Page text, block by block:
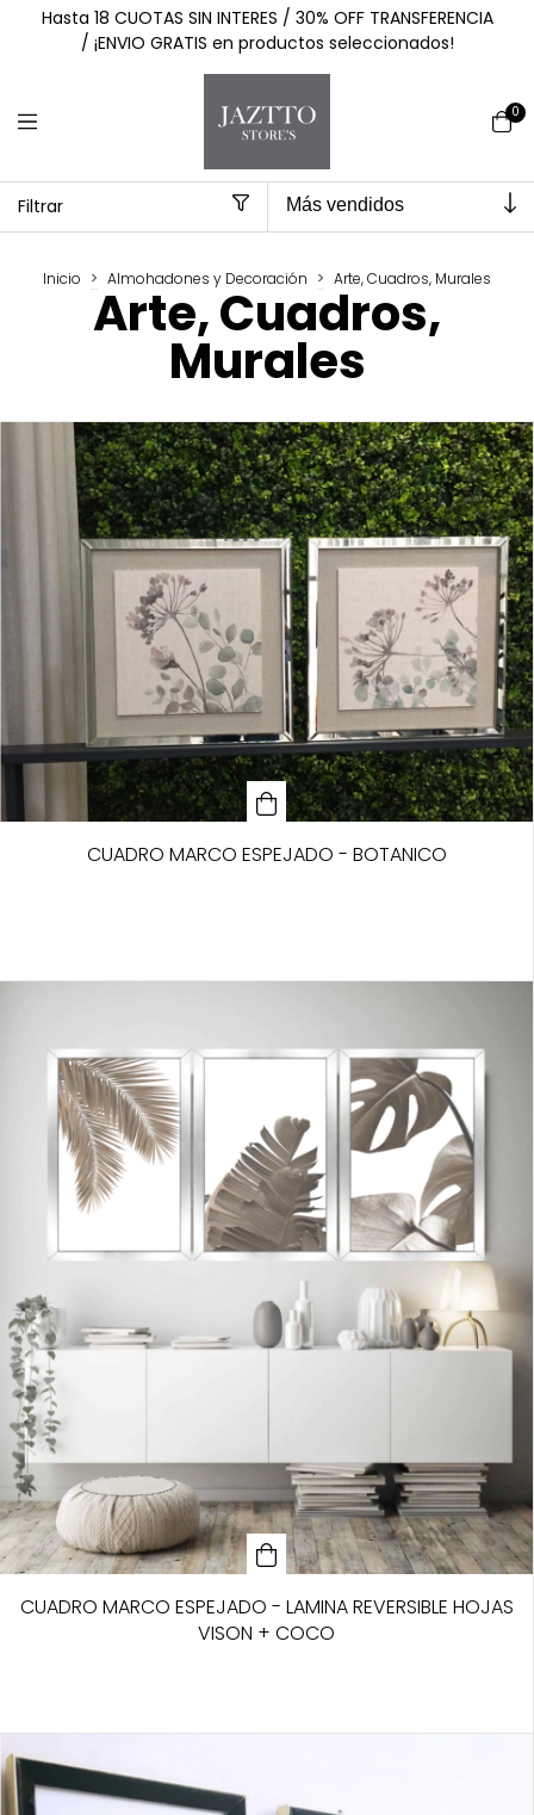
Hasta 18 CUOTAS SIN INTERES / 30% OFF TRANSFERENCIA
/ ¡ENVIO GRATIS en productos seleccionados!
0
Filtrar
Inicio > Almohadones y Decoración > Arte, Cuadros, Murales
Arte, Cuadros,
Murales
CUADRO MARCO ESPEJADO - BOTANICO
CUADRO MARCO ESPEJADO - LAMINA REVERSIBLE HOJAS
VISON + COCO